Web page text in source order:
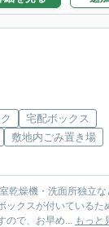
宅配ボックス
敷地内ごみ置き場
乾燥機・洗面所独立な
クスが付いているた
ので、お早め... もっと